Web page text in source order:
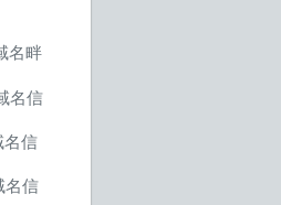
名畔
名信
名信
名信